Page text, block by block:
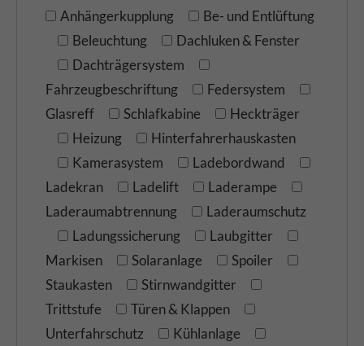
Anhängerkupplung
Be- und Entlüftung
Beleuchtung
Dachluken & Fenster
Dachträgersystem
Fahrzeugbeschriftung
Federsystem
Glasreff
Schlafkabine
Heckträger
Heizung
Hinterfahrerhauskasten
Kamerasystem
Ladebordwand
Ladekran
Ladelift
Laderampe
Laderaumabtrennung
Laderaumschutz
Ladungssicherung
Laubgitter
Markisen
Solaranlage
Spoiler
Staukasten
Stirnwandgitter
Trittstufe
Türen & Klappen
Unterfahrschutz
Kühlanlage